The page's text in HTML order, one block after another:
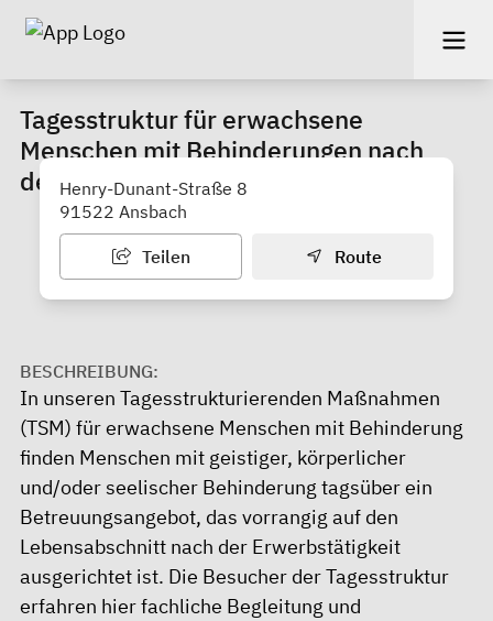
Tagesstruktur für erwachsene
Menschen mit Behinderungen nach
dem Erwerbsleben (T-ENE)
Henry-Dunant-Straße 8
91522 Ansbach
Teilen Route
BESCHREIBUNG:
In unseren Tagesstrukturierenden Maßnahmen
(TSM) für erwachsene Menschen mit Behinderung
finden Menschen mit geistiger, körperlicher
und/oder seelischer Behinderung tagsüber ein
Betreuungsangebot, das vorrangig auf den
Lebensabschnitt nach der Erwerbstätigkeit
ausgerichtet ist. Die Besucher der Tagesstruktur
erfahren hier fachliche Begleitung und